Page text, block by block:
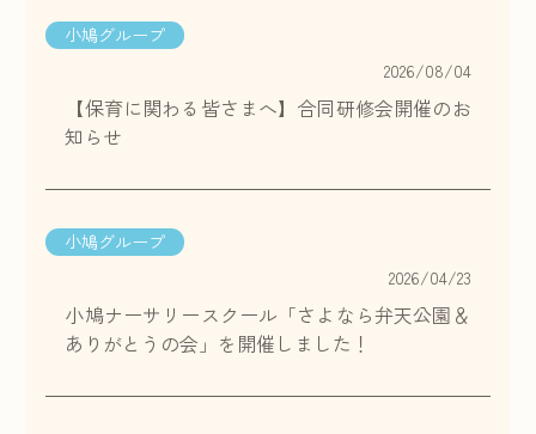
小鳩グループ
2026/08/04
【保育に関わる皆さまへ】合同研修会開催のお
知らせ
小鳩グループ
2026/04/23
小鳩ナーサリースクール「さよなら弁天公園＆
ありがとうの会」を開催しました！